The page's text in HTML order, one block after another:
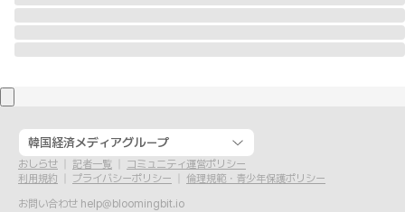
韓国経済メディアグループ
おしらせ 記者一覧
コミュニティ運営ポリシー
利用規約
プライバシーポリシー
倫理規範・青少年保護ポリシー
お問い合わせ help@bloomingbit.io